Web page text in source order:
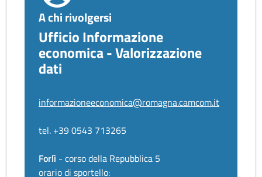
A chi rivolgersi
Ufficio Informazione
economica - Valorizzazione
dati
informazioneeconomica@romagna.camcom.it
tel. +39 0543 713265
Forlì - corso della Repubblica 5
orario di sportello: